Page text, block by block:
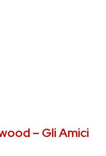
– Gli Amici